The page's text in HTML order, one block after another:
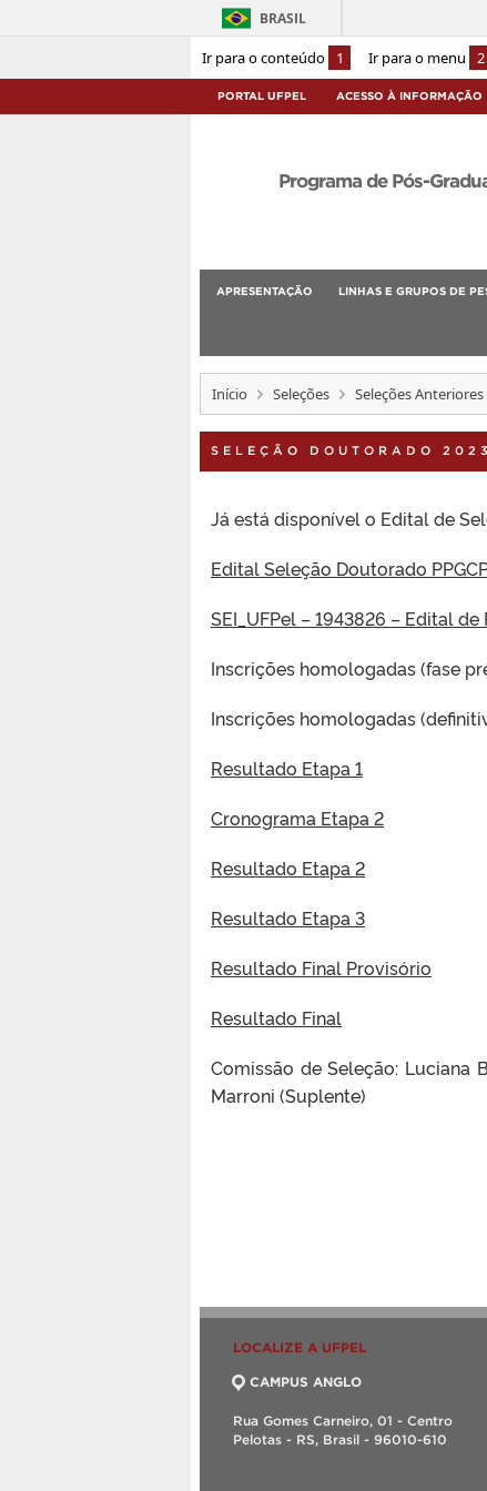
Ir para o conteúdo 1 Ir para o menu 2
BRASIL
PORTAL UFPEL ACESSO À INFORMAÇÃO
Programa de Pós-
APRESENTAÇÃO LINHAS E GRUPOS DE
Início Seleções Seleções Anteriores
SELEÇÃO DOUTORADO 2023
Já está disponível o Edital de
Edital Seleção Doutorado
SEI_UFPel – 1943826 – Edital de
Inscrições homologadas (fase
Inscrições homologadas
Resultado Etapa 1
Cronograma Etapa 2
Resultado Etapa 2
Resultado Etapa 3
Resultado Final Provisório
Resultado Final
Comissão de Seleção: Luciana
Marroni (Suplente)
LOCALIZE A UFPEL
CAMPUS ANGLO
Rua Gomes Carneiro, 01 - Centro
Pelotas - RS, Brasil - 96010-610